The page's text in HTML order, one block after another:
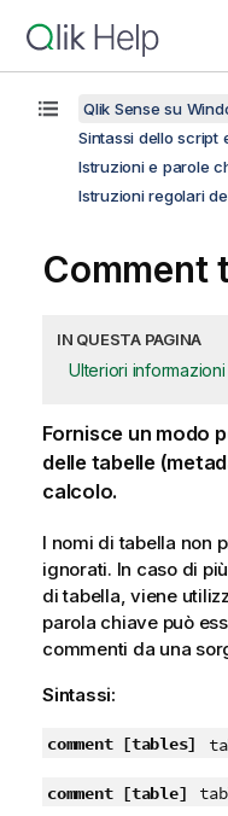
Qlik Sense su
Sintassi dello script
Istruzioni e parole
Istruzioni regolari
Comment
IN QUESTA PAGINA
Ulteriori informazioni
Fornisce un modo
delle tabelle
calcolo.
I nomi di tabella non
ignorati. In caso di
di tabella, viene
parola chiave può
commenti da una
Sintassi:
comment [tables]
comment [table]